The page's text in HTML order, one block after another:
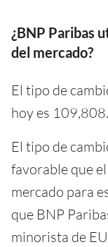
¿BNP Paribas
del mercado?
El tipo de
hoy es 109,808.
El tipo de
favorable que
mercado para
que BNP
minorista de